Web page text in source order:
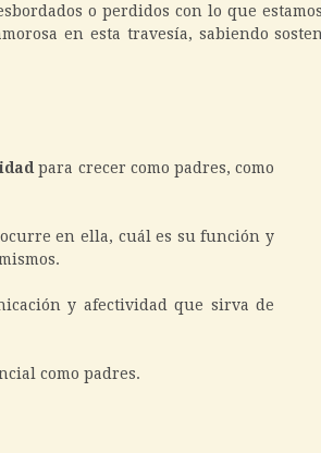
o perdidos con lo que
en esta travesía, sabiendo
para crecer como padres, como
en ella, cuál es su función y
y afectividad que sirva de
como padres.